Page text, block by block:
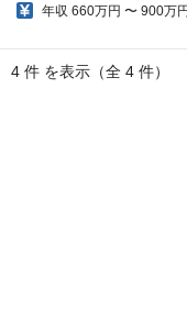
年収 660万円 〜 900万円
4 件 を表示（全 4 件）